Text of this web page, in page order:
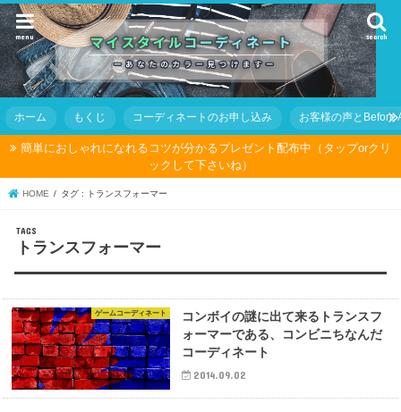
search
menu
ホーム もくじ コーディネートのお申し込み お客様の声とBefore
簡単におしゃれになれるコツが分かるプレゼント配布中（タップorクリ
ックして下さいね）
HOME タグ : トランスフォーマー
トランスフォーマー
ゲームコーディネート
コンボイの謎に出て来るトランスフ
ォーマーである、コンビニちなんだ
コーディネート
2014.09.02